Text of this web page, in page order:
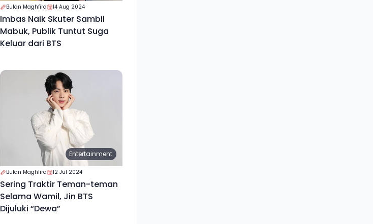
Bulan Maghfira 14 Aug 2024
Imbas Naik Skuter Sambil
Mabuk, Publik Tuntut Suga
Keluar dari BTS
Entertainment
Bulan Maghfira 12 Jul 2024
Sering Traktir Teman-teman
Selama Wamil, Jin BTS
Dijuluki “Dewa”